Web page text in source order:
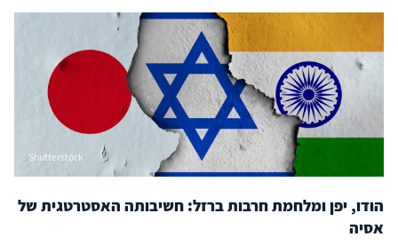
Shutterstock
הודו, יפן ומלחמת חרבות ברזל: חשיבותה האסטרטגית של
אסיה